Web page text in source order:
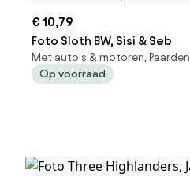
€ 10,79
Foto Sloth BW, Sisi & Seb
Met auto's & motoren, Paarden
Op voorraad